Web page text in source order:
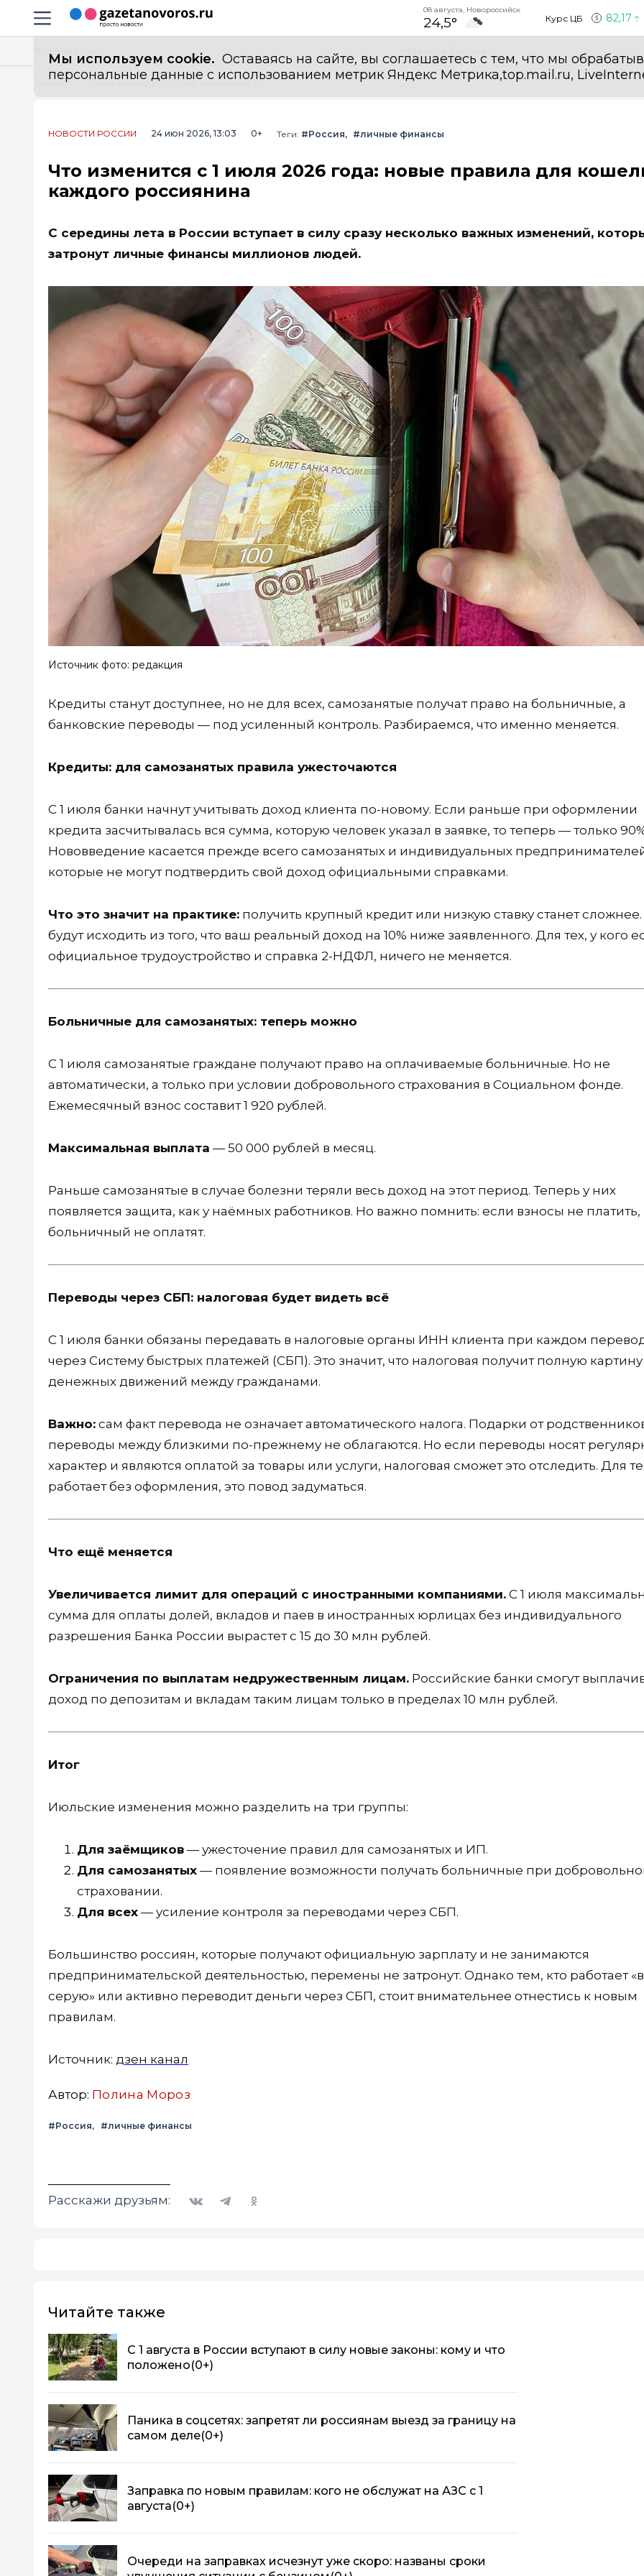
Навигация сайта
08 августа, Новороссийск
24,5° Курс ЦБ 82,17
Мы используем cookie. Оставаясь на сайте, вы соглашаетесь с тем, что мы
персональные данные с использованием метрик Яндекс Метрика,top.mail.ru,
Главная Лента новостей Что изменится с 1 июля 2026 года: новые правила для кошелька каждого россиянина
НОВОСТИ РОССИИ 24 июн 2026, 13:03 0+ Теги: #Россия #личные финансы
Что изменится с 1 июля 2026 года: новые правила для
каждого россиянина
С середины лета в России вступает в силу сразу несколько важных изменений,
затронут личные финансы миллионов людей.
Источник фото: редакция
Кредиты станут доступнее, но не для всех, самозанятые получат право на больничные, а
банковские переводы — под усиленный контроль. Разбираемся, что именно меняется.
Кредиты: для самозанятых правила ужесточаются
С 1 июля банки начнут учитывать доход клиента по-новому. Если раньше при оформлении
кредита засчитывалась вся сумма, которую человек указал в заявке, то теперь — только
Нововведение касается прежде всего самозанятых и индивидуальных
которые не могут подтвердить свой доход официальными справками.
Что это значит на практике: получить крупный кредит или низкую ставку станет
будут исходить из того, что ваш реальный доход на 10% ниже заявленного. Для тех, у кого
официальное трудоустройство и справка 2-НДФЛ, ничего не меняется.
Больничные для самозанятых: теперь можно
С 1 июля самозанятые граждане получают право на оплачиваемые больничные. Но не
автоматически, а только при условии добровольного страхования в Социальном фонде.
Ежемесячный взнос составит 1 920 рублей.
Максимальная выплата — 50 000 рублей в месяц.
Раньше самозанятые в случае болезни теряли весь доход на этот период. Теперь у них
появляется защита, как у наёмных работников. Но важно помнить: если взносы не платить,
больничный не оплатят.
Переводы через СБП: налоговая будет видеть всё
С 1 июля банки обязаны передавать в налоговые органы ИНН клиента при каждом
через Систему быстрых платежей (СБП). Это значит, что налоговая получит полную картину
денежных движений между гражданами.
Важно: сам факт перевода не означает автоматического налога. Подарки от
переводы между близкими по-прежнему не облагаются. Но если переводы носят
характер и являются оплатой за товары или услуги, налоговая сможет это отследить. Для
работает без оформления, это повод задуматься.
Что ещё меняется
Увеличивается лимит для операций с иностранными компаниями. С 1 июля
сумма для оплаты долей, вкладов и паев в иностранных юрлицах без индивидуального
разрешения Банка России вырастет с 15 до 30 млн рублей.
Ограничения по выплатам недружественным лицам. Российские банки смогут
доход по депозитам и вкладам таким лицам только в пределах 10 млн рублей.
Итог
Июльские изменения можно разделить на три группы:
Для заёмщиков — ужесточение правил для самозанятых и ИП.
Для самозанятых — появление возможности получать больничные при
страховании.
Для всех — усиление контроля за переводами через СБП.
Большинство россиян, которые получают официальную зарплату и не занимаются
предпринимательской деятельностью, перемены не затронут. Однако тем, кто работает «в
серую» или активно переводит деньги через СБП, стоит внимательнее отнестись к новым
правилам.
Источник: дзен канал
Автор: Полина Мороз
#Россия #личные финансы
Расскажи друзьям:
Читайте также
С 1 августа в России вступают в силу новые законы: кому и что
положено(0+)
Паника в соцсетях: запретят ли россиянам выезд за границу на
самом деле(0+)
Заправка по новым правилам: кого не обслужат на АЗС с 1
августа(0+)
Очереди на заправках исчезнут уже скоро: названы сроки